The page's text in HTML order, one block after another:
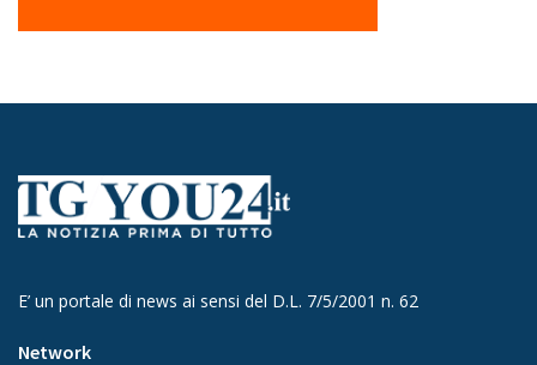
E’ un portale di news ai sensi del D.L. 7/5/2001 n. 62
Network